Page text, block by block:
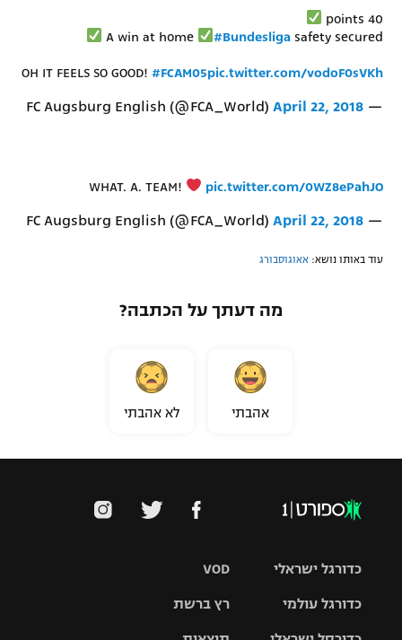
40 points
A win at home
#Bundesliga safety secured
OH IT FEELS SO GOOD! #FCAM05pic.twitter.com/vodoF0sVKh
— FC Augsburg English (@FCA_World)
April 22, 2018
WHAT. A. TEAM! pic.twitter.com/0WZ8ePahJO
— FC Augsburg English (@FCA_World)
April 22, 2018
עוד באותו נושא: אאוגוסבורג
מה דעתך על הכתבה?
אהבתי לא אהבתי
VOD
רץ ברשת
כדורגל ישראלי
כדורגל עולמי